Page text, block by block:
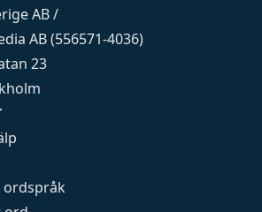
ordspråk
AB /
AB (556571-4036)
23